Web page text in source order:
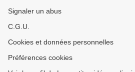
Signaler un abus
C.G.U.
Cookies et données personnelles
Préférences cookies